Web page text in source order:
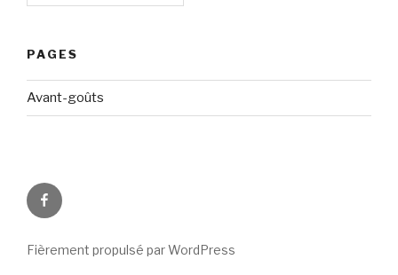
PAGES
Avant-goûts
Circadismes
sur
Fièrement propulsé par WordPress